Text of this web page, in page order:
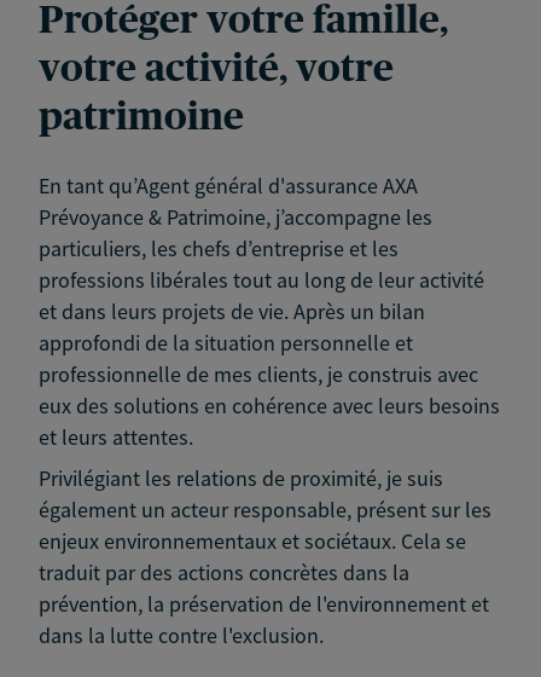
Protéger votre famille,
votre activité, votre
patrimoine
En tant qu’Agent général d'assurance AXA
Prévoyance & Patrimoine, j’accompagne les
particuliers, les chefs d’entreprise et les
professions libérales tout au long de leur activité
et dans leurs projets de vie. Après un bilan
approfondi de la situation personnelle et
professionnelle de mes clients, je construis avec
eux des solutions en cohérence avec leurs besoins
et leurs attentes.
Privilégiant les relations de proximité, je suis
également un acteur responsable, présent sur les
enjeux environnementaux et sociétaux. Cela se
traduit par des actions concrètes dans la
prévention, la préservation de l'environnement et
dans la lutte contre l'exclusion.